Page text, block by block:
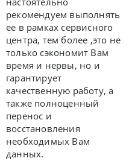
рекомендуем выполнять
ее в рамках сервисного
центра, тем более ,это не
только сэкономит Вам
время и нервы, но и
гарантирует
качественную работу, а
также полноценный
перенос и
восстановления
необходимых Вам
данных.